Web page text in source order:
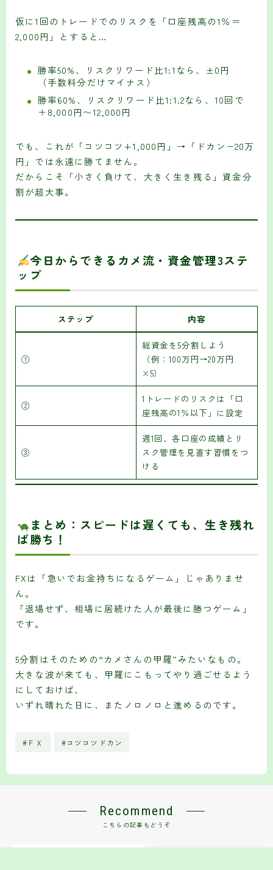
仮に1回のトレードでのリスクを「口座残高の1％＝
2,000円」とすると…
勝率50%、リスクリワード比1:1なら、±0円
（手数料分だけマイナス）
勝率60%、リスクリワード比1:1.2なら、10回で
＋8,000円〜12,000円
でも、これが「コツコツ+1,000円」→「ドカン−20万
円」では永遠に勝てません。
だからこそ「小さく負けて、大きく生き残る」資金分
割が超大事。
今日からできるカメ流・資金管理3ステ
ップ
ステップ 内容
①
総資金を5分割しよう
（例：100万円→20万円
×5）
②
1トレードのリスクは「口
座残高の1％以下」に設定
③
週1回、各口座の成績とリ
スク管理を見直す習慣をつ
ける
まとめ：スピードは遅くても、生き残れ
ば勝ち！
FXは「急いでお金持ちになるゲーム」じゃありませ
ん。
「退場せず、相場に居続けた人が最後に勝つゲーム」
です。
5分割はそのための“カメさんの甲羅”みたいなもの。
大きな波が来ても、甲羅にこもってやり過ごせるよう
にしておけば、
いずれ晴れた日に、またノロノロと進めるのです。
#ＦＸ #コツコツドカン
Recommend
こちらの記事もどうぞ